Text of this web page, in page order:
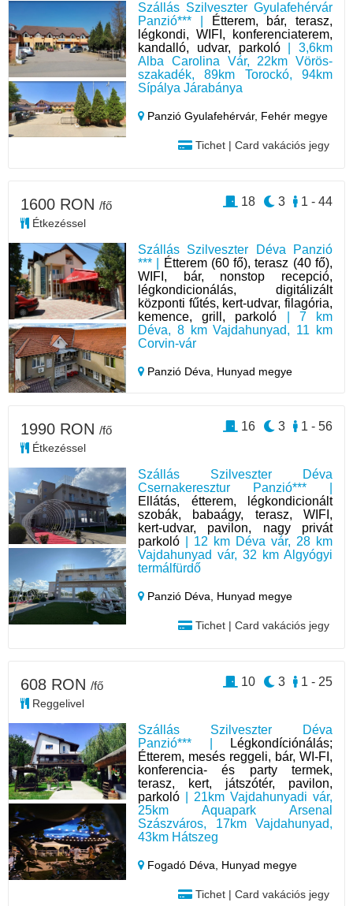
Szállás Szilveszter Gyulafehérvár
Panzió*** |
Étterem, bár, terasz,
légkondi, WIFI, konferenciaterem,
kandalló, udvar, parkoló| 3,6km
Alba Carolina Vár, 22km Vörös-
szakadék, 89km Torockó, 94km
Sípálya Járabánya
Panzió Gyulafehérvár, Fehér megye
Tichet | Card vakációs jegy
Szállás Szilveszter Déva Panzió
*** |
Étterem (60 fő), terasz (40 fő),
WIFI, bár, nonstop recepció,
légkondicionálás, digitálizált
központi fűtés, kert-udvar, filagória,
kemence, grill, parkoló | 7 km
Déva, 8 km Vajdahunyad, 11 km
Corvin-vár
Panzió Déva, Hunyad megye
1600 RON /fő
Étkezéssel
1 - 44
3
18
Szállás Szilveszter Déva
Csernakeresztur Panzió*** |
Ellátás, étterem, légkondicionált
szobák, babaágy, terasz, WIFI,
kert-udvar, pavilon, nagy privát
parkoló | 12 km Déva vár, 28 km
Vajdahunyad vár, 32 km Algyógyi
termálfürdő
Panzió Déva, Hunyad megye
Tichet | Card vakációs jegy
1990 RON /fő
Étkezéssel
1 - 56
3
16
Szállás Szilveszter Déva
Panzió*** |
Légkondíciónálás;
Étterem, mesés reggeli, bár, WI-FI,
konferencia- és party termek,
terasz, kert, játszótér, pavilon,
parkoló | 21km Vajdahunyadi vár,
25km Aquapark Arsenal
Szászváros, 17km Vajdahunyad,
43km Hátszeg
Fogadó Déva, Hunyad megye
Tichet | Card vakációs jegy
608 RON /fő
Reggelivel
1 - 25
3
10